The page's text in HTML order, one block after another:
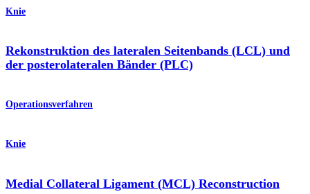
Knie
Rekonstruktion des lateralen Seitenbands (LCL) und
der posterolateralen Bänder (PLC)
Operationsverfahren
Knie
Medial Collateral Ligament (MCL) Reconstruction